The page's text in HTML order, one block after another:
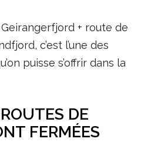
+ route de
c’est l’une des
puisse s’offrir dans la
DE
FERMÉES